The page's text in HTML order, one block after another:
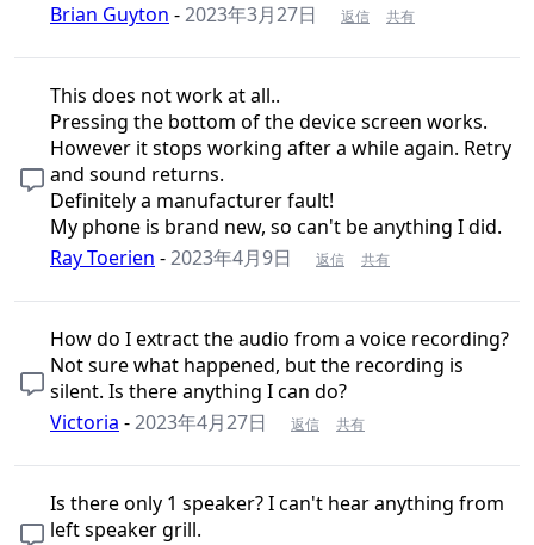
Brian Guyton -2023年3月27日 返信 共有
This does not work at all..
Pressing the bottom of the device screen works.
However it stops working after a while again. Retry
and sound returns.
Definitely a manufacturer fault!
My phone is brand new, so can't be anything I did.
Ray Toerien -2023年4月9日 返信 共有
How do I extract the audio from a voice recording?
Not sure what happened, but the recording is
silent. Is there anything I can do?
Victoria -2023年4月27日 返信 共有
Is there only 1 speaker? I can't hear anything from
left speaker grill.